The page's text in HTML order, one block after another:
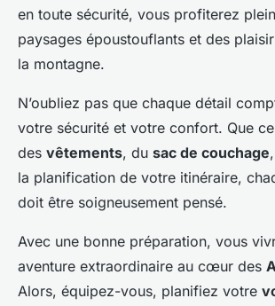
en toute sécurité, vous profiterez
paysages époustouflants et des
la montagne.
N’oubliez pas que chaque détail
votre sécurité et votre confort. Que
des vêtements, du sac de couchage
la planification de votre itinéraire,
doit être soigneusement pensé.
Avec une bonne préparation, vous
aventure extraordinaire au cœur des
Alors, équipez-vous, planifiez votre